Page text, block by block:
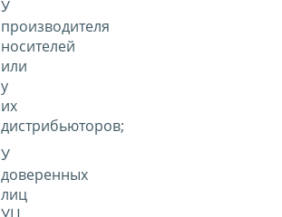
У
производителя
носителей
или
у
их
дистрибьюторов;
У
доверенных
лиц